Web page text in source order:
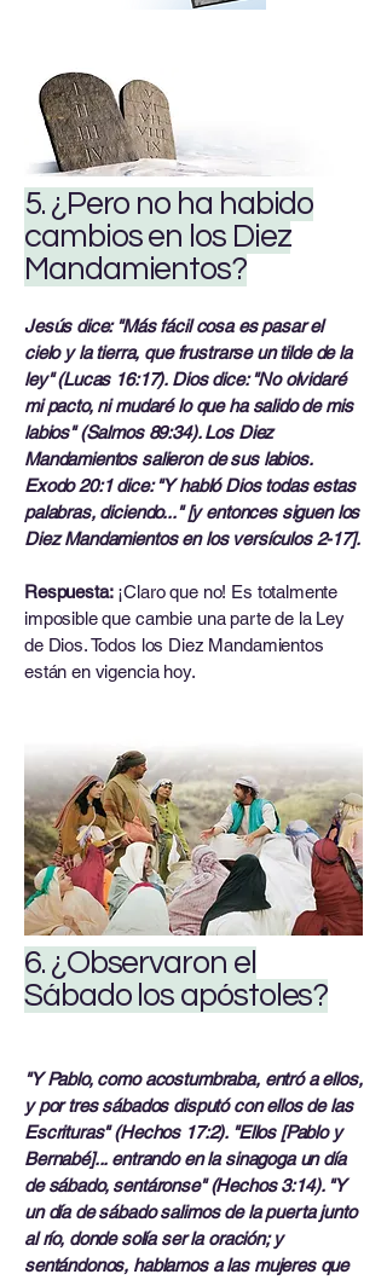
5. ¿Pero no ha habido
cambios en los Diez
Mandamientos?
Jesús dice: "Más fácil cosa es pasar el
cielo y la tierra, que frustrarse un tilde de la
ley" (Lucas 16:17). Dios dice: "No olvidaré
mi pacto, ni mudaré lo que ha salido de mis
labios" (Salmos 89:34). Los Diez
Mandamientos salieron de sus labios.
Exodo 20:1 dice: "Y habló Dios todas estas
palabras, diciendo..." [y entonces siguen los
Diez Mandamientos en los versículos 2-17].
Respuesta: ¡Claro que no! Es totalmente
imposible que cambie una parte de la Ley
de Dios. Todos los Diez Mandamientos
están en vigencia hoy.
6. ¿Observaron el
Sábado los apóstoles?
"Y Pablo, como acostumbraba, entró a ellos,
y por tres sábados disputó con ellos de las
Escrituras" (Hechos 17:2). "Ellos [Pablo y
Bernabé]... entrando en la sinagoga un día
de sábado, sentáronse" (Hechos 3:14). "Y
un día de sábado salimos de la puerta junto
al río, donde solía ser la oración; y
sentándonos, hablamos a las mujeres que